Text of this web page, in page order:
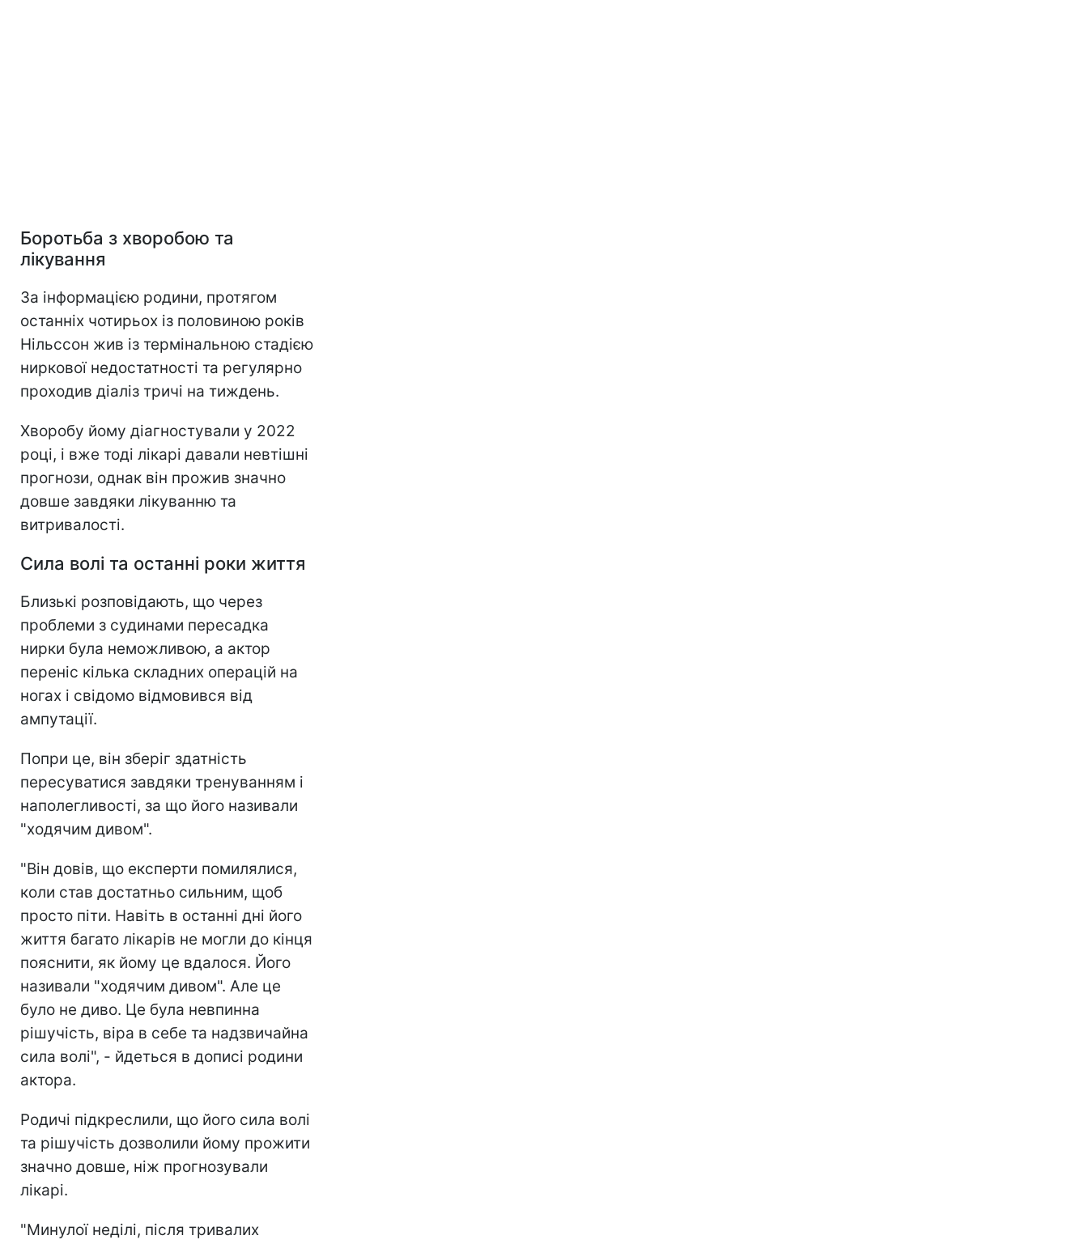
Боротьба з хворобою та
лікування
За інформацією родини, протягом
останніх чотирьох із половиною років
Нільссон жив із термінальною стадією
ниркової недостатності та регулярно
проходив діаліз тричі на тиждень.
Хворобу йому діагностували у 2022
році, і вже тоді лікарі давали невтішні
прогнози, однак він прожив значно
довше завдяки лікуванню та
витривалості.
Сила волі та останні роки життя
Близькі розповідають, що через
проблеми з судинами пересадка
нирки була неможливою, а актор
переніс кілька складних операцій на
ногах і свідомо відмовився від
ампутації.
Попри це, він зберіг здатність
пересуватися завдяки тренуванням і
наполегливості, за що його називали
"ходячим дивом".
"Він довів, що експерти помилялися,
коли став достатньо сильним, щоб
просто піти. Навіть в останні дні його
життя багато лікарів не могли до кінця
пояснити, як йому це вдалося. Його
називали "ходячим дивом". Але це
було не диво. Це була невпинна
рішучість, віра в себе та надзвичайна
сила волі", - йдеться в дописі родини
актора.
Родичі підкреслили, що його сила волі
та рішучість дозволили йому прожити
значно довше, ніж прогнозували
лікарі.
"Минулої неділі, після тривалих